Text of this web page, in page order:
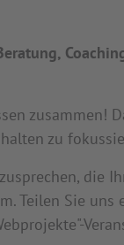
zusammen!
zu
die
Teilen Sie